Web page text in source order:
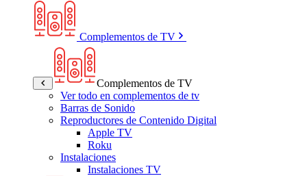
Complementos de TV
Complementos de TV
Ver todo en complementos de tv
Barras de Sonido
Reproductores de Contenido Digital
Apple TV
Roku
Instalaciones
Instalaciones TV